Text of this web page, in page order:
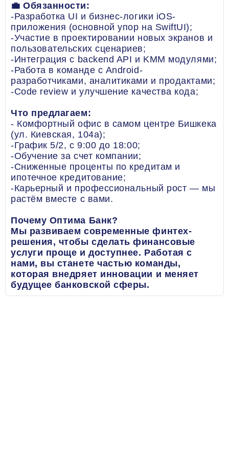
💼 Обязанности:
-Разработка UI и бизнес-логики iOS-
приложения (основной упор на SwiftUI);
-Участие в проектировании новых экранов и
пользовательских сценариев;
-Интеграция с backend API и KMM модулями;
-Работа в команде с Android-
разработчиками, аналитиками и продактами;
-Code review и улучшение качества кода;
Что предлагаем:
- Комфортный офис в самом центре Бишкека
(ул. Киевская, 104а);
-График 5/2, с 9:00 до 18:00;
-Обучение за счет компании;
-Сниженные проценты по кредитам и
ипотечное кредитование;
-Карьерный и профессиональный рост — мы
растём вместе с вами.
Почему Оптима Банк?
Мы развиваем современные финтех-
решения, чтобы сделать финансовые
услуги проще и доступнее. Работая с
нами, вы станете частью команды,
которая внедряет инновации и меняет
будущее банковской сферы.